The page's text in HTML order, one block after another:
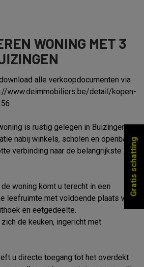
WONING MET 3
alle verkoopdocumenten via
www.deimmobiliers.be/detail/kopen-
is rustig gelegen in Buizingen,
nabij winkels, scholen en openbaar
verbinding naar de belangrijkste
woning komt u terecht in een
leefruimte met voldoende plaats voor
en eetgedeelte.
de keuken, ingericht met
u directe toegang tot het overdekt
Gratis schatting